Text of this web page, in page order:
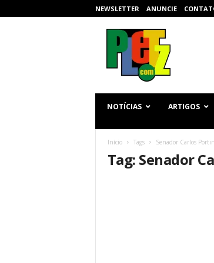
NEWSLETTER ANUNCIE
NOTÍCIAS ARTIGOS
Início Tags Senador Carlos
Tag: Senador